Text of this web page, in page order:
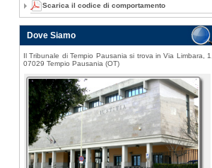
Scarica il codice di comportamento
Dove Siamo
Il Tribunale di Tempio Pausania si trova in Via Limbara, 1,
07029 Tempio Pausania (OT)